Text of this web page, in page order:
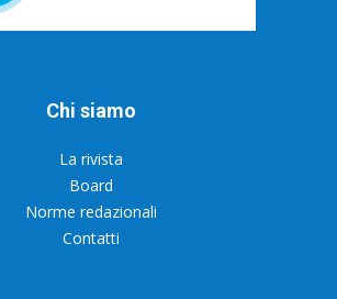
Chi siamo
La rivista
Board
Norme redazionali
Contatti